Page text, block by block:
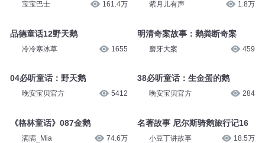
宝宝巴士 161.4万
品德童话12野天鹅
冷冷寒冰草 1655
04必听童话：野天鹅
晚安宝贝官方 5412
《格林童话》087金鹅
满满_Mia 74.6万
紫月儿有声 1.8万
明清奇案故事：鹅粪断奇案
磨牙大案 459
38必听童话：生金蛋的鹅
晚安宝贝官方 284
名著故事 尼尔斯骑鹅旅行记16
小豆丁讲故事 18.5万